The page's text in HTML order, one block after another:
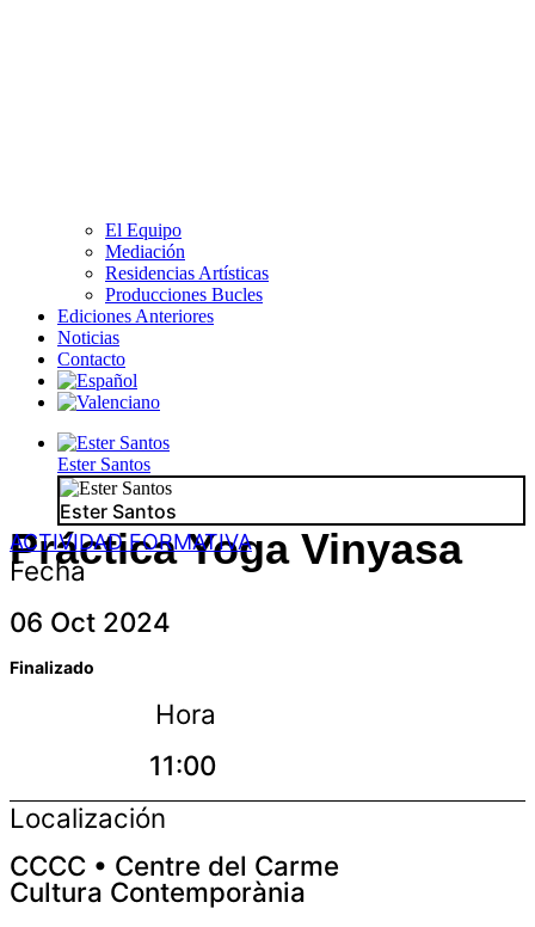
El Equipo
Mediación
Residencias Artísticas
Producciones Bucles
Ediciones Anteriores
Noticias
Contacto
Ester Santos
Ester Santos
Práctica Yoga Vinyasa
ACTIVIDAD FORMATIVA
Fecha
06 Oct 2024
Finalizado
Hora
11:00
Localización
CCCC • Centre del Carme
Cultura Contemporània